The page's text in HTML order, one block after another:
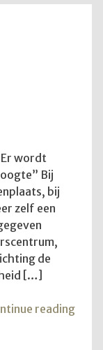
Er wordt
Bij
bij
zelf een
de
[…]
reading